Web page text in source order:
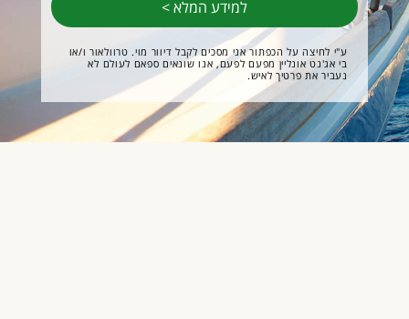
ע"י לחיצה על הכפתור אני מסכים לקבל דיוור מוי. טרוולאור ו/או
בי אג'נט אונליין מפעם לפעם, אנו שונאים ספאם לעולם לא
נעביר את פרטיך לאיש.